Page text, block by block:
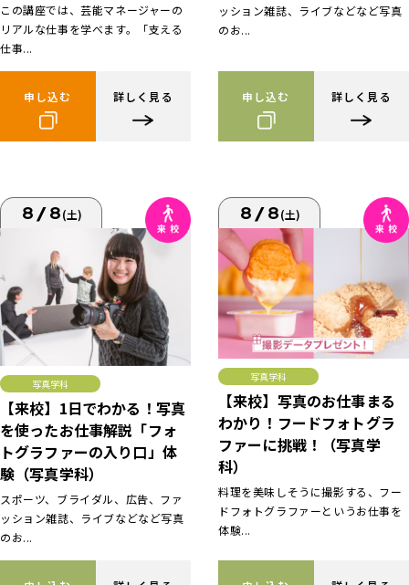
この講座では、芸能マネージャーの
リアルな仕事を学べます。「支える
仕事...
申し込む 詳しく見る
ッション雑誌、ライブなどなど写真
のお...
申し込む 詳しく見る
8/8(土)
写真学科
【来校】1日でわかる！写真
を使ったお仕事解説「フォ
トグラファーの入り口」体
験（写真学科）
スポーツ、ブライダル、広告、ファ
ッション雑誌、ライブなどなど写真
のお...
8/8(土)
写真学科
【来校】写真のお仕事まる
わかり！フードフォトグラ
ファーに挑戦！（写真学
科）
料理を美味しそうに撮影する、フー
ドフォトグラファーというお仕事を
体験...